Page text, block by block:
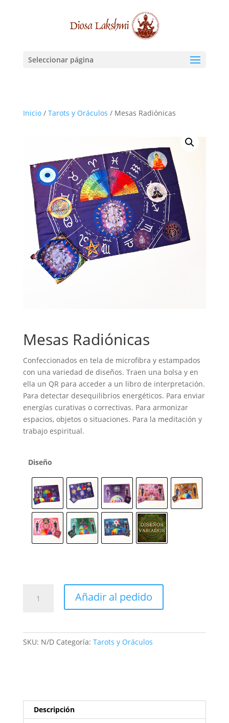
Seleccionar página
Inicio/ Tarots y Oráculos / Mesas Radiónicas
Mesas Radiónicas
Confeccionados en tela de microfibra y estampados
con una variedad de diseños. Traen una bolsa y en
ella un QR para acceder a un libro de interpretación.
Para detectar desequilibrios energéticos. Para enviar
energías curativas o correctivas. Para armonizar
espacios, objetos o situaciones. Para la meditación y
trabajo espiritual.
Diseño
Radiónicas
Añadir al pedido
SKU: N/D Categoría: Tarots y Oráculos
Descripción